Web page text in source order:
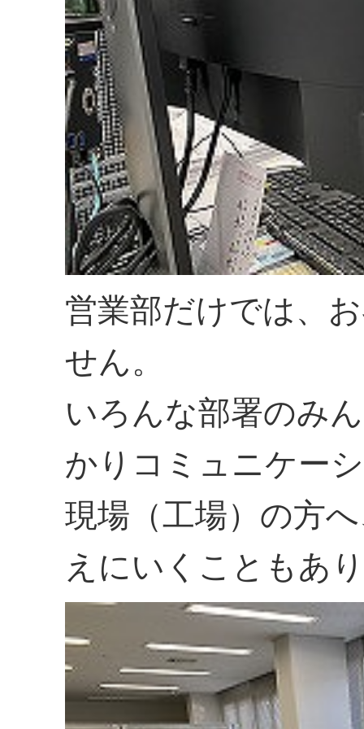
営業部だけでは、
せん。
いろんな部署のみ
かりコミュニケー
現場（工場）の方
えにいくこともあ